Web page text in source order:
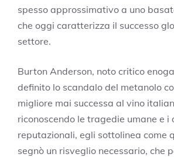
spesso approssimativo a uno
che oggi caratterizza il successo
settore.
Burton Anderson, noto critico
definito lo scandalo del metanolo
migliore mai successa al vino
riconoscendo le tragedie umane e i
reputazionali, egli sottolinea come
segnò un risveglio necessario, che